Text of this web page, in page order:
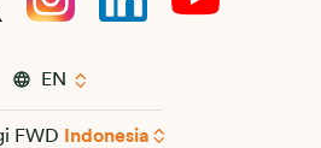
EN
FWD Indonesia